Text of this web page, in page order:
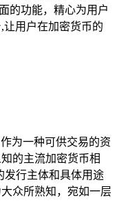
的功能，精心为用户
用户在加密货币的
为一种可供交易的资
的主流加密货币相
发行主体和具体用途
众所熟知，宛如一层